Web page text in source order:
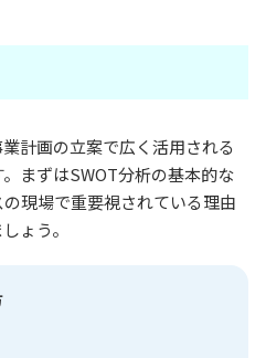
計画の立案で広く活用される
まずはSWOT分析の基本的な
現場で重要視されている理由
ょう。